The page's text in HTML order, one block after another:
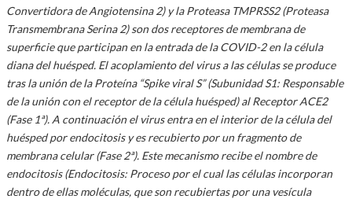
Convertidora de Angiotensina 2) y la Proteasa TMPRSS2 (Proteasa
Transmembrana Serina 2) son dos receptores de membrana de
superficie que participan en la entrada de la COVID-2 en la célula
diana del huésped. El acoplamiento del virus a las células se produce
tras la unión de la Proteína “Spike viral S” (Subunidad S1: Responsable
de la unión con el receptor de la célula huésped) al Receptor ACE2
(Fase 1ª). A continuación el virus entra en el interior de la célula del
huésped por endocitosis y es recubierto por un fragmento de
membrana celular (Fase 2ª). Este mecanismo recibe el nombre de
endocitosis (Endocitosis: Proceso por el cual las células incorporan
dentro de ellas moléculas, que son recubiertas por una vesícula